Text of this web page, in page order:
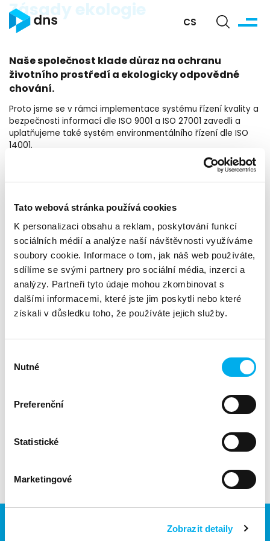
Tato webová stránka používá cookies
K personalizaci obsahu a reklam, poskytování funkcí
sociálních médií a analýze naší návštěvnosti využíváme
soubory cookie. Informace o tom, jak náš web používáte,
sdílíme se svými partnery pro sociální média, inzerci a
analýzy. Partneři tyto údaje mohou zkombinovat s
dalšími informacemi, které jste jim poskytli nebo které
získali v důsledku toho, že používáte jejich služby.
souhlasu
Nutné
Preferenční
Statistické
Marketingové
Zobrazit detaily
CS
Zásady ekologie
Naše společnost klade důraz na ochranu
životního prostředí a ekologicky odpovědné
chování.
Proto jsme se v rámci implementace systému řízení kvality a
bezpečnosti informací dle ISO 9001 a ISO 27001 zavedli a
uplatňujeme také systém environmentálního řízení dle ISO
14001.
Dodavatelé se zavazují dodávat nám pouze zboží/služby,
které plně vyhovují platným ekologickým (a bezpečnostním)
Stejně jako v naší společnosti, tak i u našich dodavatelů,
ekologickou likvidaci elektroodpadu a snahu o šetření
přírodních zdrojů, ke které např. DNS přispívá používáním a
instalací moderních aktivních prvků ICT s nízkou spotřebou
energie či využíváním elektronických nástrojů a aplikací pro
snižování spotřeby papíru.
"Lidé by měli vědět o přírodě, ne příroda o lidech".
Přílohy
128.45 KB
zpetny-odber-vyslouzilych-elektrozarizeni-baterii.pdf
130.75 KB